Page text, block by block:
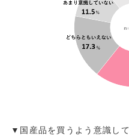
▼国産品を買うよう意識し